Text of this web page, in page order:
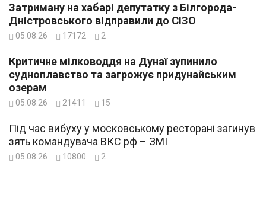
Затриману на хабарі депутатку з Білгорода-
Дністровського відправили до СІЗО
05.08.26 17172 2
Критичне мілководдя на Дунаї зупинило
судноплавство та загрожує придунайським
озерам
05.08.26 21411 15
Під час вибуху у московському ресторані загинув
зять командувача ВКС рф – ЗМІ
05.08.26 10800 2